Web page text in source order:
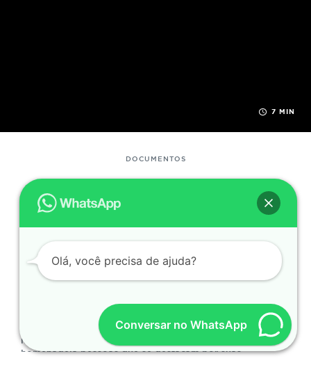
contratos de trabalho ou até mesmo alugar um imóvel.
7 MIN
DOCUMENTOS
Cidadania honorária: o que é, quem
pode receber e qual seu valor
simbólico
A cidadania honorária é uma forma de reconhecimento
simbólico que é dada a indivíduos que realizam serviços
significativos para um país ou uma cidade. Apesar de não
adquirida, ela carrega prestígio. É uma manifestação de
agradecimento público, sendo uma honra de grande
importância institucional e emocional. Essa concessão
normalmente ocorre por meio de legislação ou normas, e
homenageia pessoas que se destacam por suas
Conversar no WhatsApp
Olá, você precisa de ajuda?